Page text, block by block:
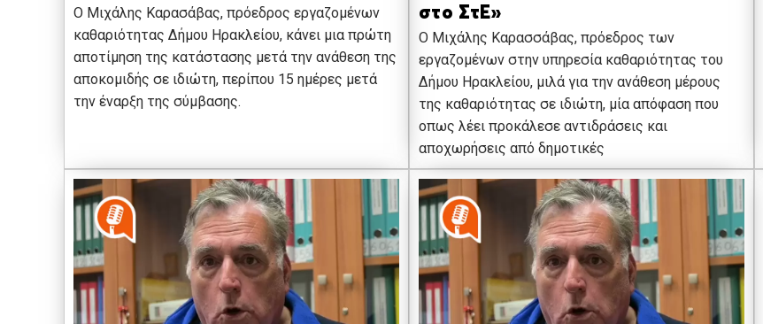
Ο Μιχάλης Καρασάβας, πρόεδρος εργαζομένων
καθαριότητας Δήμου Ηρακλείου, κάνει μια πρώτη
αποτίμηση της κατάστασης μετά την ανάθεση της
αποκομιδής σε ιδιώτη, περίπου 15 ημέρες μετά
την έναρξη της σύμβασης.
στο ΣτΕ»
Ο Μιχάλης Καρασσάβας, πρόεδρος των
εργαζομένων στην υπηρεσία καθαριότητας του
Δήμου Ηρακλείου, μιλά για την ανάθεση μέρους
της καθαριότητας σε ιδιώτη, μία απόφαση που
οπως λέει προκάλεσε αντιδράσεις και
αποχωρήσεις από δημοτικές